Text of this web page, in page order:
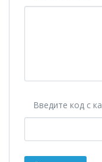
Введите код с